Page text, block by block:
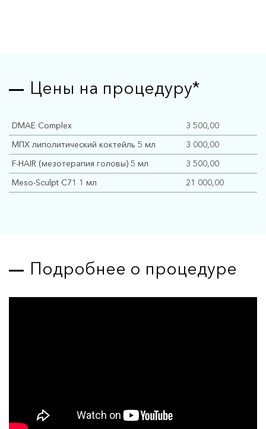
Цены на процедуру*
DMAE Complex
3 500,00
МПХ липолитический коктейль 5 мл
3 000,00
F-HAIR (мезотерапия головы) 5 мл
3 500,00
Meso-Sculpt C71 1 мл
21 000,00
Подробнее о процедуре